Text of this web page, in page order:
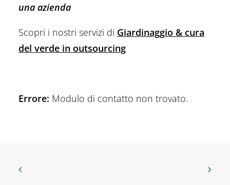
una azienda
Scopri i nostri servizi di Giardinaggio & cura
del verde in outsourcing
Errore: Modulo di contatto non trovato.